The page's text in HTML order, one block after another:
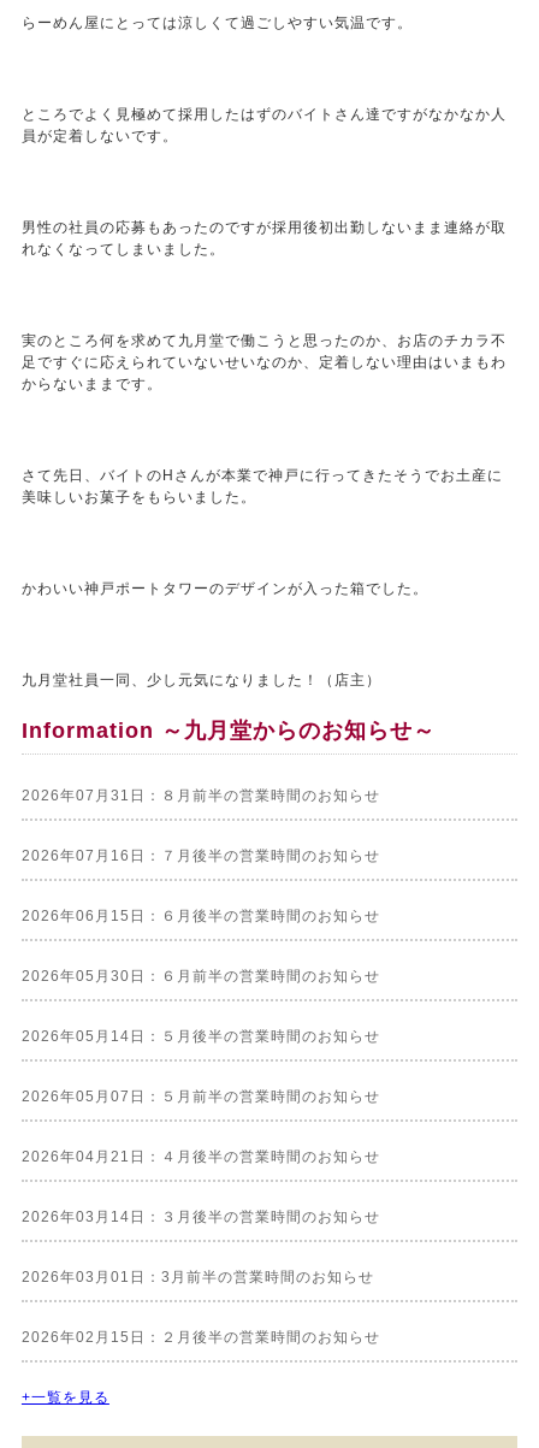
らーめん屋にとっては涼しくて過ごしやすい気温です。
ところでよく見極めて採用したはずのバイトさん達ですがなかなか人
員が定着しないです。
男性の社員の応募もあったのですが採用後初出勤しないまま連絡が取
れなくなってしまいました。
実のところ何を求めて九月堂で働こうと思ったのか、お店のチカラ不
足ですぐに応えられていないせいなのか、定着しない理由はいまもわ
からないままです。
さて先日、バイトのHさんが本業で神戸に行ってきたそうでお土産に
美味しいお菓子をもらいました。
かわいい神戸ポートタワーのデザインが入った箱でした。
九月堂社員一同、少し元気になりました！（店主）
Information ～九月堂からのお知らせ～
2026年07月31日：８月前半の営業時間のお知らせ
2026年07月16日：７月後半の営業時間のお知らせ
2026年06月15日：６月後半の営業時間のお知らせ
2026年05月30日：６月前半の営業時間のお知らせ
2026年05月14日：５月後半の営業時間のお知らせ
2026年05月07日：５月前半の営業時間のお知らせ
2026年04月21日：４月後半の営業時間のお知らせ
2026年03月14日：３月後半の営業時間のお知らせ
2026年03月01日：3月前半の営業時間のお知らせ
2026年02月15日：２月後半の営業時間のお知らせ
+一覧を見る